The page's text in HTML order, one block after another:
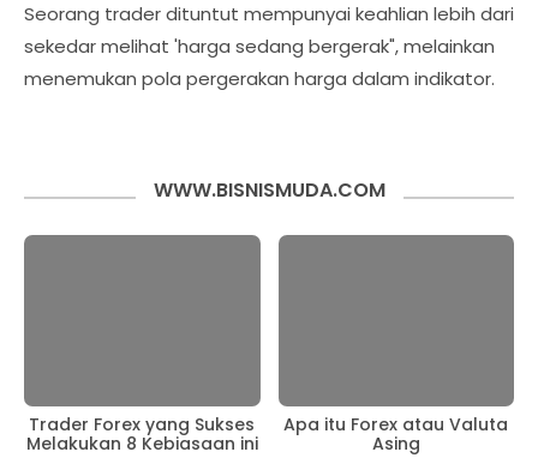
Seorang trader dituntut mempunyai keahlian lebih dari
sekedar melihat 'harga sedang bergerak", melainkan
menemukan pola pergerakan harga dalam indikator.
WWW.BISNISMUDA.COM
Trader Forex yang Sukses
Melakukan 8 Kebiasaan ini
Apa itu Forex atau Valuta
Asing